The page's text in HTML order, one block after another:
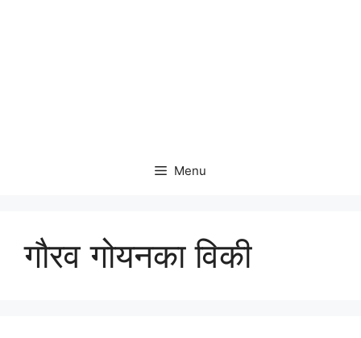
Menu
गौरव गोयनका विकी